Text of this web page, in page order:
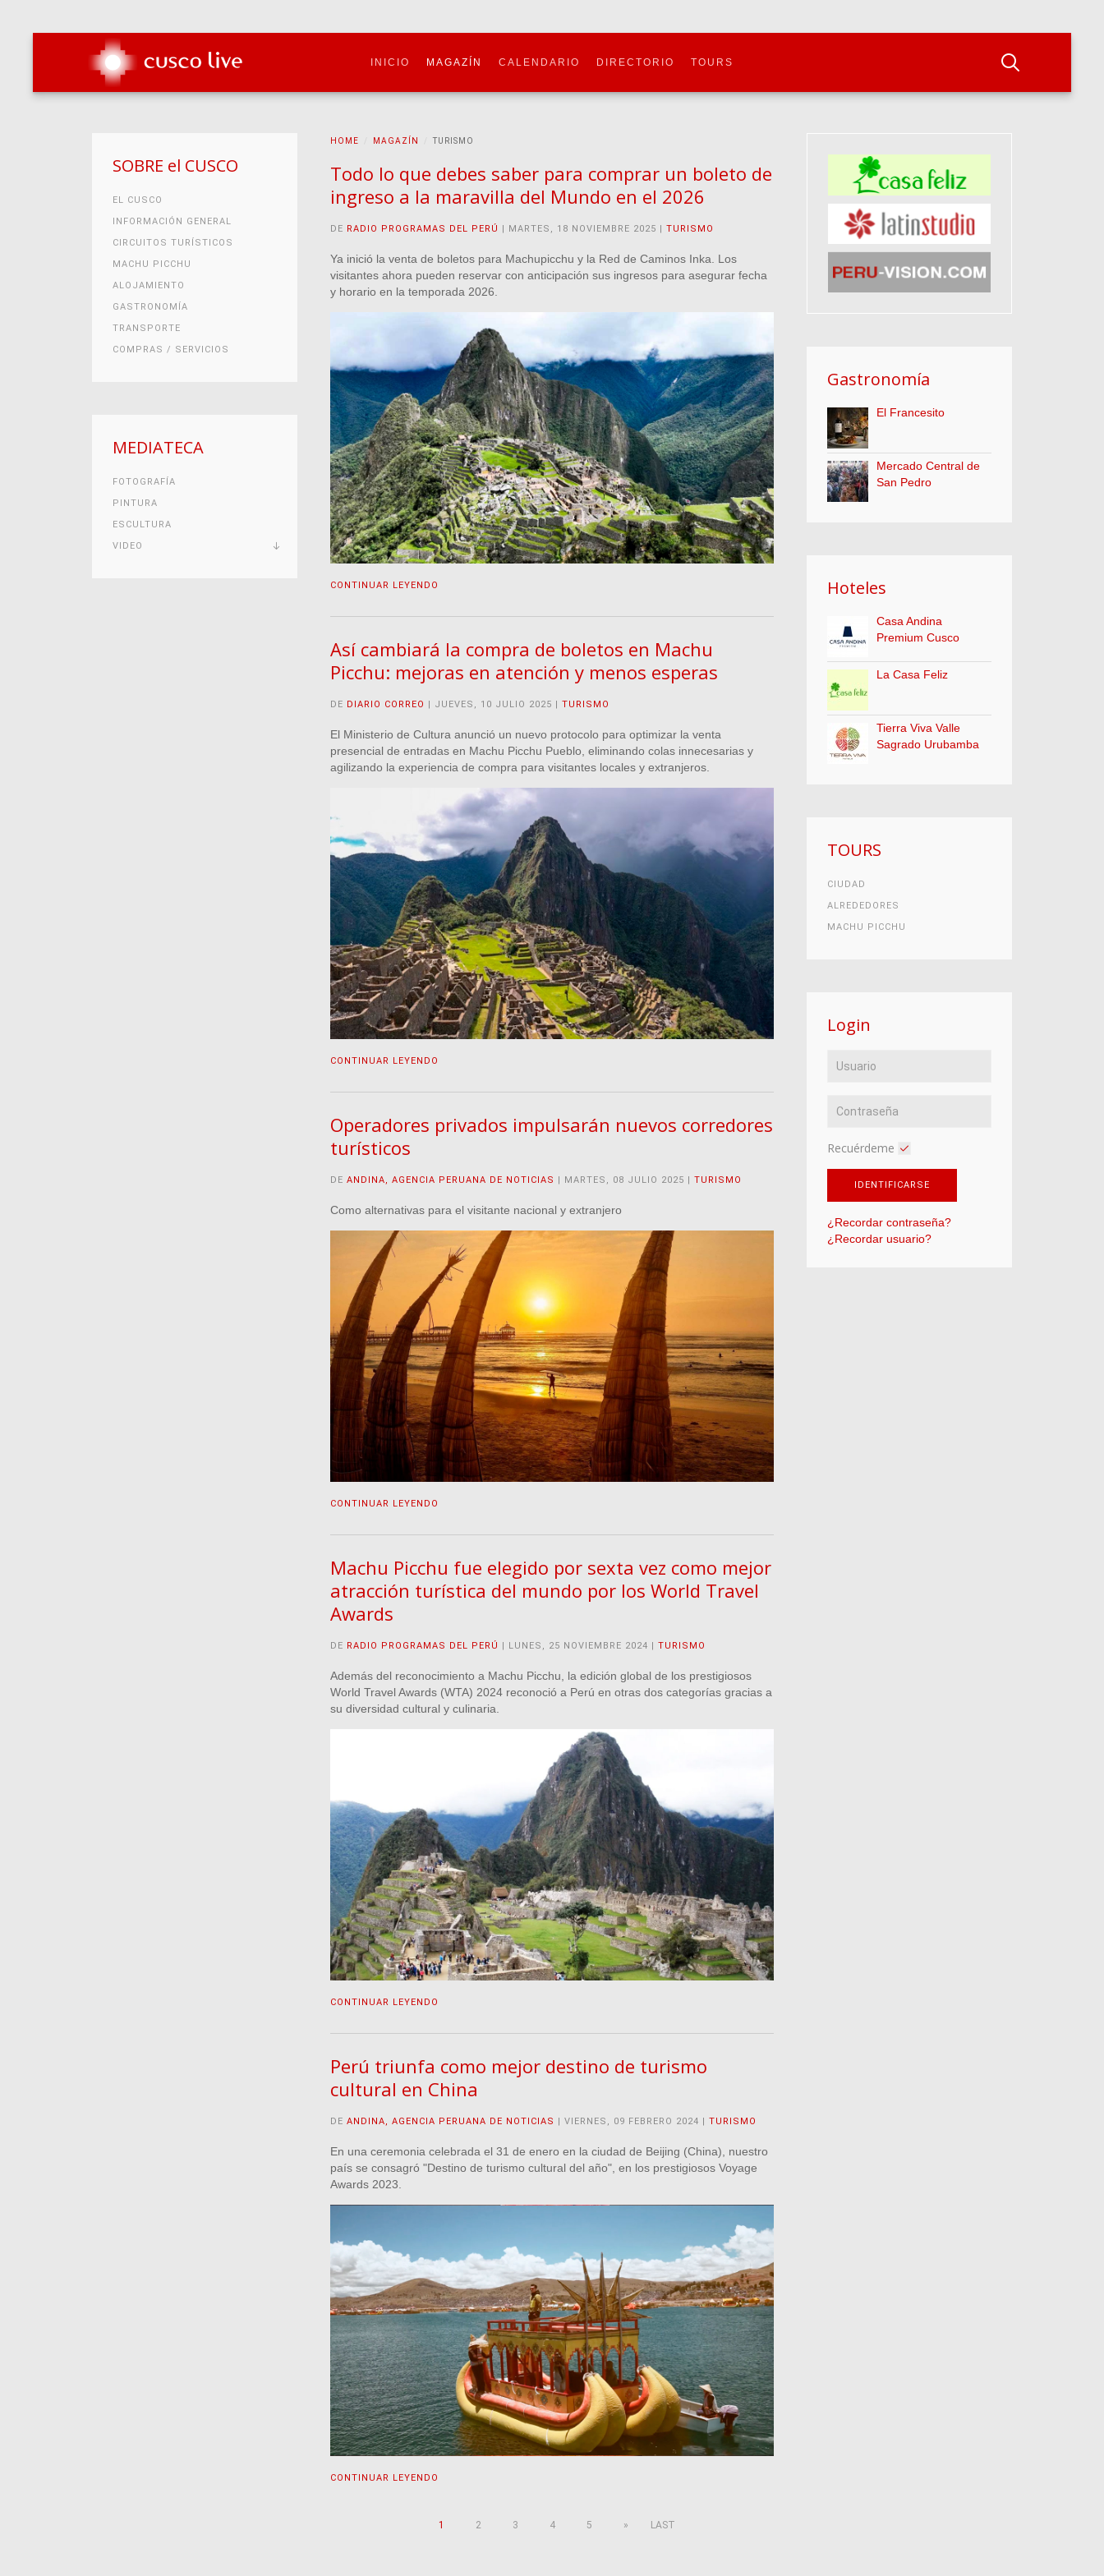
INICIO MAGAZÍN CALENDARIO DIRECTORIO TOURS
HOME MAGAZÍN TURISMO
Todo lo que debes saber para comprar un boleto de
ingreso a la maravilla del Mundo en el 2026
DE RADIO PROGRAMAS DEL PERÚ | MARTES, 18 NOVIEMBRE 2025 | TURISMO
Ya inició la venta de boletos para Machupicchu y la Red de Caminos Inka. Los
visitantes ahora pueden reservar con anticipación sus ingresos para asegurar fecha
y horario en la temporada 2026.
CONTINUAR LEYENDO
Así cambiará la compra de boletos en Machu
Picchu: mejoras en atención y menos esperas
DE DIARIO CORREO | JUEVES, 10 JULIO 2025 | TURISMO
El Ministerio de Cultura anunció un nuevo protocolo para optimizar la venta
presencial de entradas en Machu Picchu Pueblo, eliminando colas innecesarias y
agilizando la experiencia de compra para visitantes locales y extranjeros.
CONTINUAR LEYENDO
Operadores privados impulsarán nuevos corredores
turísticos
DE ANDINA, AGENCIA PERUANA DE NOTICIAS | MARTES, 08 JULIO 2025 | TURISMO
Como alternativas para el visitante nacional y extranjero
CONTINUAR LEYENDO
Machu Picchu fue elegido por sexta vez como mejor
atracción turística del mundo por los World Travel
Awards
DE RADIO PROGRAMAS DEL PERÚ | LUNES, 25 NOVIEMBRE 2024 | TURISMO
Además del reconocimiento a Machu Picchu, la edición global de los prestigiosos
World Travel Awards (WTA) 2024 reconoció a Perú en otras dos categorías gracias a
su diversidad cultural y culinaria.
CONTINUAR LEYENDO
Perú triunfa como mejor destino de turismo
cultural en China
DE ANDINA, AGENCIA PERUANA DE NOTICIAS | VIERNES, 09 FEBRERO 2024 | TURISMO
En una ceremonia celebrada el 31 de enero en la ciudad de Beijing (China), nuestro
país se consagró "Destino de turismo cultural del año", en los prestigiosos Voyage
Awards 2023.
CONTINUAR LEYENDO
1 2 3 4 5 » LAST
SOBRE el CUSCO
EL CUSCO
INFORMACIÓN GENERAL
CIRCUITOS TURÍSTICOS
MACHU PICCHU
ALOJAMIENTO
GASTRONOMÍA
TRANSPORTE
COMPRAS / SERVICIOS
MEDIATECA
FOTOGRAFÍA
PINTURA
ESCULTURA
VIDEO
Gastronomía
El Francesito
Mercado Central de
San Pedro
Hoteles
Casa Andina
Premium Cusco
La Casa Feliz
Tierra Viva Valle
Sagrado Urubamba
TOURS
CIUDAD
ALREDEDORES
MACHU PICCHU
Login
Recuérdeme
IDENTIFICARSE
¿Recordar contraseña?
¿Recordar usuario?